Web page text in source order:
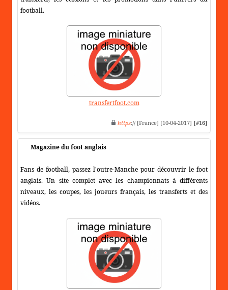
football.
transfertfoot.com
https:// [France] [10-04-2017] [#16]
Magazine du foot anglais
Fans de football, passez l'outre-Manche pour découvrir le foot
anglais. Un site complet avec les championnats à différents
niveaux, les coupes, les joueurs français, les transferts et des
vidéos.